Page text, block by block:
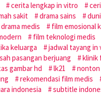
cerita lengkap in vitro
sakit drama sains
medis film emosional
film teknologi medis
keluarga jadwal tayang in
pasangan berjuang klinik
gambar hd lk21
rekomendasi film medis
indonesia subtitle